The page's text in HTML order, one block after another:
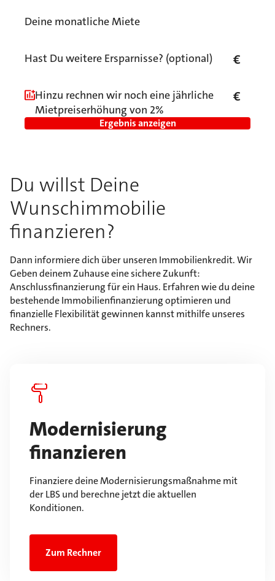
Deine monatliche Miete
€
Hast Du weitere Ersparnisse? (optional)
€
Hinzu rechnen wir noch eine jährliche
Mietpreiserhöhung von 2%
Ergebnis anzeigen
Du willst Deine
Wunschimmobilie
finanzieren?
Dann informiere dich über unseren Immobilienkredit. Wir
Geben deinem Zuhause eine sichere Zukunft:
Anschlussfinanzierung für ein Haus. Erfahren wie du deine
bestehende Immobilienfinanzierung optimieren und
finanzielle Flexibilität gewinnen kannst mithilfe unseres
Rechners.
Modernisierung
finanzieren
Finanziere deine Modernisierungsmaßnahme mit
der LBS und berechne jetzt die aktuellen
Konditionen.
Zum Rechner